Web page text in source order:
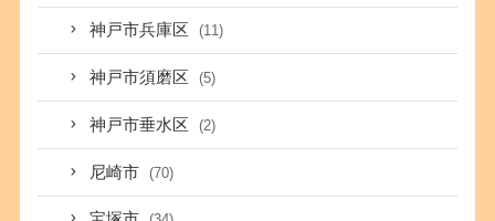
神戸市兵庫区 (11)
神戸市須磨区 (5)
神戸市垂水区 (2)
尼崎市 (70)